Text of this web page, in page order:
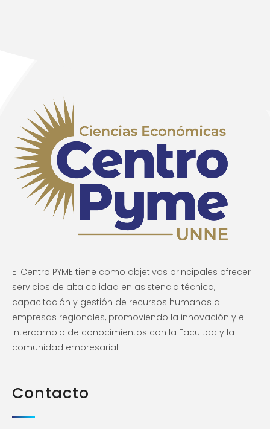
El Centro PYME tiene como objetivos principales ofrecer
servicios de alta calidad en asistencia técnica,
capacitación y gestión de recursos humanos a
empresas regionales, promoviendo la innovación y el
intercambio de conocimientos con la Facultad y la
comunidad empresarial.
Contacto